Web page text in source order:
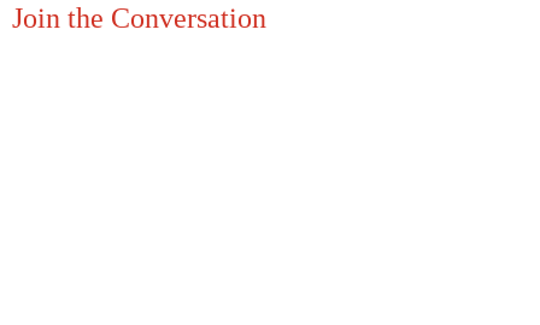
Join the Conversation